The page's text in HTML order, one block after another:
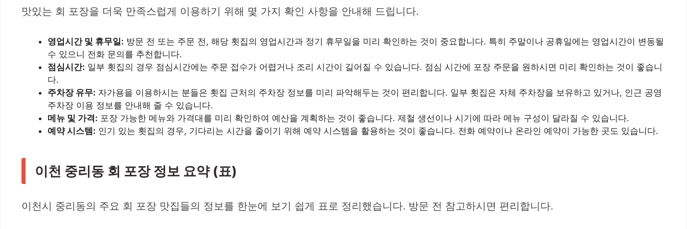
맛있는 회 포장을 더욱 만족스럽게 이용하기 위해 몇 가지 확인 사항을 안내해 드립니다.
영업시간 및 휴무일: 방문 전 또는 주문 전, 해당 횟집의 영업시간과 정기 휴무일을 미리 확인하는 것이 중요합니다. 특히 주말이나 공휴일에는 영업시간이 변동될
수 있으니 전화 문의를 추천합니다.
점심시간: 일부 횟집의 경우 점심시간에는 주문 접수가 어렵거나 조리 시간이 길어질 수 있습니다. 점심 시간에 포장 주문을 원하시면 미리 확인하는 것이 좋습니
다.
주차장 유무: 자가용을 이용하시는 분들은 횟집 근처의 주차장 정보를 미리 파악해두는 것이 편리합니다. 일부 횟집은 자체 주차장을 보유하고 있거나, 인근 공영
주차장 이용 정보를 안내해 줄 수 있습니다.
메뉴 및 가격: 포장 가능한 메뉴와 가격대를 미리 확인하여 예산을 계획하는 것이 좋습니다. 제철 생선이나 시기에 따라 메뉴 구성이 달라질 수 있습니다.
예약 시스템: 인기 있는 횟집의 경우, 기다리는 시간을 줄이기 위해 예약 시스템을 활용하는 것이 좋습니다. 전화 예약이나 온라인 예약이 가능한 곳도 있습니다.
이천 중리동 회 포장 정보 요약 (표)
이천시 중리동의 주요 회 포장 맛집들의 정보를 한눈에 보기 쉽게 표로 정리했습니다. 방문 전 참고하시면 편리합니다.